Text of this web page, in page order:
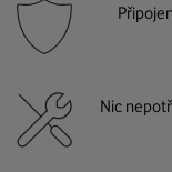
Nic